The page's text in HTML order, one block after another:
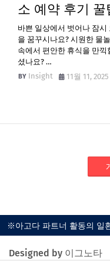
소 예약 후기 꿀
바쁜 일상에서 벗어나 잠시
을 꿈꾸시나요? 시원한 물
속에서 편안한 휴식을 만
셨나요? …
Insight
11월 11, 2025
※아고다 파트너 활동의 일
Designed by 이그노타